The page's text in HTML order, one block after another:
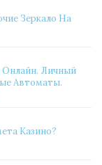
Зеркало На
Личный
Автоматы.
Казино?